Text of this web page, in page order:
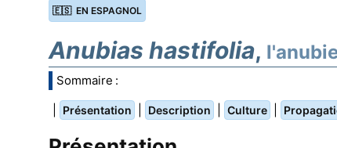
🇪🇸 EN ESPAGNOL
Anubias hastifolia,
Sommaire :
Présentation Description Culture